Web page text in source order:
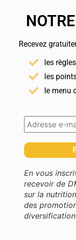
Recevez
les
les
le menu
En vous
recevoir de
sur la
des